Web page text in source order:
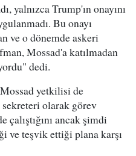
yalnızca Trump'ın onayını
Bu onayı
ve o dönemde askeri
Mossad'a katılmadan
dedi.
yetkilisi de
sekreteri olarak görev
çalıştığını ancak şimdi
ve teşvik ettiği plana karşı